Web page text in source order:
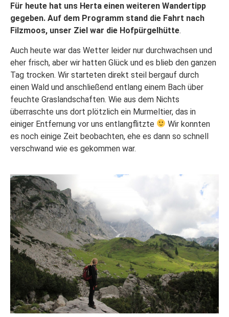
Für heute hat uns Herta einen weiteren Wandertipp
gegeben. Auf dem Programm stand die Fahrt nach
Filzmoos, unser Ziel war die Hofpürgelhütte.
Auch heute war das Wetter leider nur durchwachsen und
eher frisch, aber wir hatten Glück und es blieb den ganzen
Tag trocken. Wir starteten direkt steil bergauf durch
einen Wald und anschließend entlang einem Bach über
feuchte Graslandschaften. Wie aus dem Nichts
überraschte uns dort plötzlich ein Murmeltier, das in
einiger Entfernung vor uns entlangflitzte
Wir konnten
es noch einige Zeit beobachten, ehe es dann so schnell
verschwand wie es gekommen war.